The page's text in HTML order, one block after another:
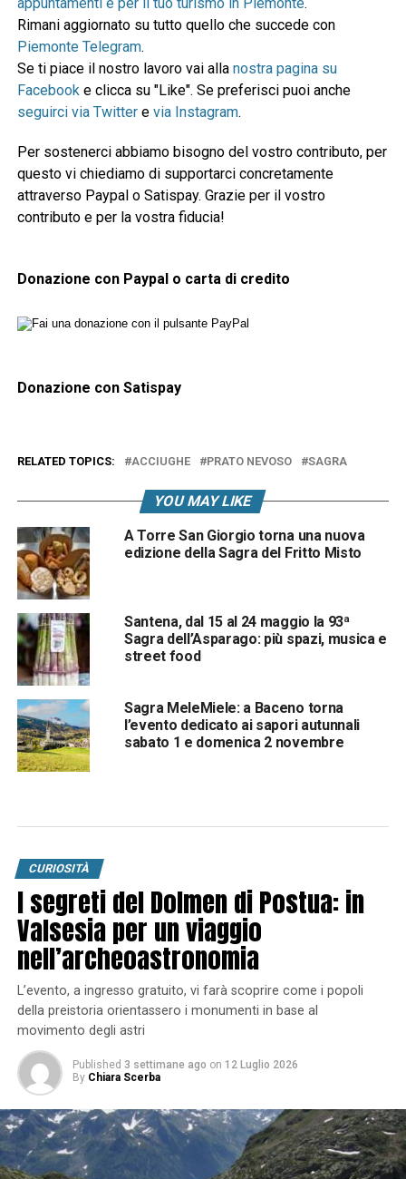
Rimani aggiornato su tutto quello che succede con
Piemonte Telegram.
Se ti piace il nostro lavoro vai alla nostra pagina su
Facebooke clicca su "Like". Se preferisci puoi anche
seguirci via Twittere via Instagram.
Per sostenerci abbiamo bisogno del vostro contributo, per
questo vi chiediamo di supportarci concretamente
attraverso Paypal o Satispay. Grazie per il vostro
contributo e per la vostra fiducia!
Donazione con Paypal o carta di credito
Donazione con Satispay
RELATED TOPICS: ACCIUGHE PRATO NEVOSO SAGRA
YOU MAY LIKE
A Torre San Giorgio torna una nuova
edizione della Sagra del Fritto Misto
Santena, dal 15 al 24 maggio la 93ª
Sagra dell’Asparago: più spazi, musica e
street food
Sagra MeleMiele: a Baceno torna
l’evento dedicato ai sapori autunnali
sabato 1 e domenica 2 novembre
CURIOSITÀ
I segreti del Dolmen di Postua: in
Valsesia per un viaggio
nell’archeoastronomia
L’evento, a ingresso gratuito, vi farà scoprire come i popoli
della preistoria orientassero i monumenti in base al
movimento degli astri
Published 3 settimane ago on 12 Luglio 2026
By Chiara Scerba